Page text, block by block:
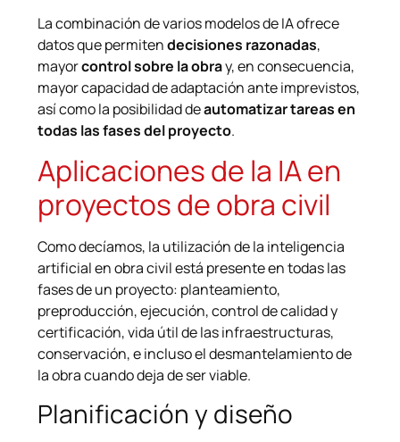
La combinación de varios modelos de IA ofrece
datos que permitendecisiones razonadas,
mayorcontrol sobre la obray, en consecuencia,
mayor capacidad de adaptación ante imprevistos,
así como la posibilidad deautomatizar tareas en
todas las fases del proyecto.
Aplicaciones de la IA en
proyectos de obra civil
Como decíamos, la utilización de la inteligencia
artificial en obra civil está presente en todas las
fases de un proyecto: planteamiento,
preproducción, ejecución, control de calidad y
certificación, vida útil de las infraestructuras,
conservación, e incluso el desmantelamiento de
la obra cuando deja de ser viable.
Planificación y diseño